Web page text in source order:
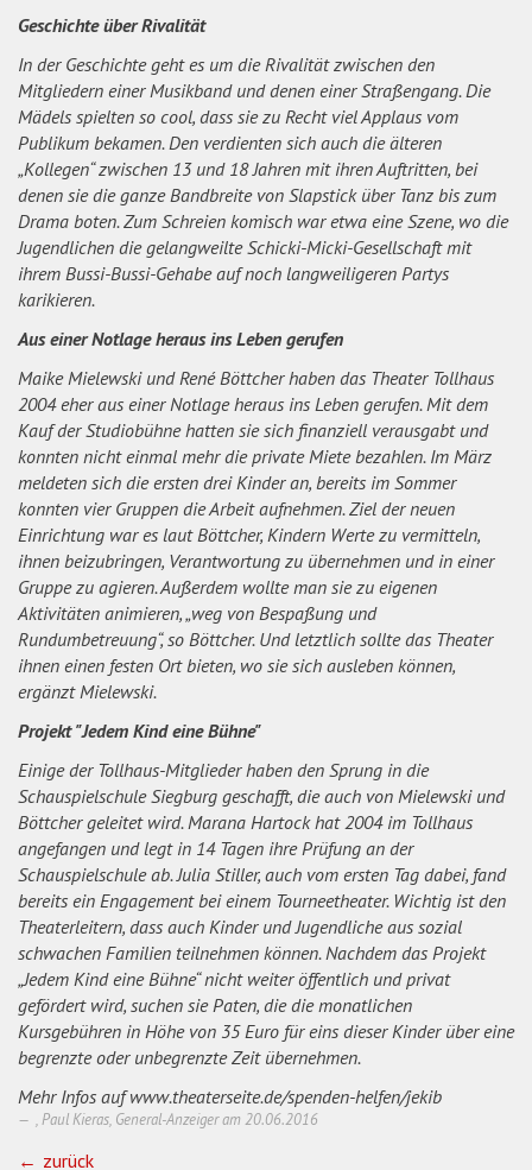
Geschichte über Rivalität
In der Geschichte geht es um die Rivalität zwischen den
Mitgliedern einer Musikband und denen einer Straßengang. Die
Mädels spielten so cool, dass sie zu Recht viel Applaus vom
Publikum bekamen. Den verdienten sich auch die älteren
„Kollegen“ zwischen 13 und 18 Jahren mit ihren Auftritten, bei
denen sie die ganze Bandbreite von Slapstick über Tanz bis zum
Drama boten. Zum Schreien komisch war etwa eine Szene, wo die
Jugendlichen die gelangweilte Schicki-Micki-Gesellschaft mit
ihrem Bussi-Bussi-Gehabe auf noch langweiligeren Partys
karikieren.
Aus einer Notlage heraus ins Leben gerufen
Maike Mielewski und René Böttcher haben das Theater Tollhaus
2004 eher aus einer Notlage heraus ins Leben gerufen. Mit dem
Kauf der Studiobühne hatten sie sich finanziell verausgabt und
konnten nicht einmal mehr die private Miete bezahlen. Im März
meldeten sich die ersten drei Kinder an, bereits im Sommer
konnten vier Gruppen die Arbeit aufnehmen. Ziel der neuen
Einrichtung war es laut Böttcher, Kindern Werte zu vermitteln,
ihnen beizubringen, Verantwortung zu übernehmen und in einer
Gruppe zu agieren. Außerdem wollte man sie zu eigenen
Aktivitäten animieren, „weg von Bespaßung und
Rundumbetreuung“, so Böttcher. Und letztlich sollte das Theater
ihnen einen festen Ort bieten, wo sie sich ausleben können,
ergänzt Mielewski.
Projekt "Jedem Kind eine Bühne"
Einige der Tollhaus-Mitglieder haben den Sprung in die
Schauspielschule Siegburg geschafft, die auch von Mielewski und
Böttcher geleitet wird. Marana Hartock hat 2004 im Tollhaus
angefangen und legt in 14 Tagen ihre Prüfung an der
Schauspielschule ab. Julia Stiller, auch vom ersten Tag dabei, fand
bereits ein Engagement bei einem Tourneetheater. Wichtig ist den
Theaterleitern, dass auch Kinder und Jugendliche aus sozial
schwachen Familien teilnehmen können. Nachdem das Projekt
„Jedem Kind eine Bühne“ nicht weiter öffentlich und privat
gefördert wird, suchen sie Paten, die die monatlichen
Kursgebühren in Höhe von 35 Euro für eins dieser Kinder über eine
begrenzte oder unbegrenzte Zeit übernehmen.
Mehr Infos auf www.theaterseite.de/spenden-helfen/jekib
, Paul Kieras, General-Anzeiger am 20.06.2016
zurück